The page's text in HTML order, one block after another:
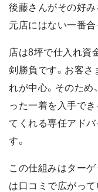
後藤さんがその好み
元店にはない一番合
店は8坪で仕入れ資
剣勝負です。お客
れが中心。そのため
った一着を入手でき
てくれる専任アド
す。
この仕組みはターゲ
は口コミで広がって